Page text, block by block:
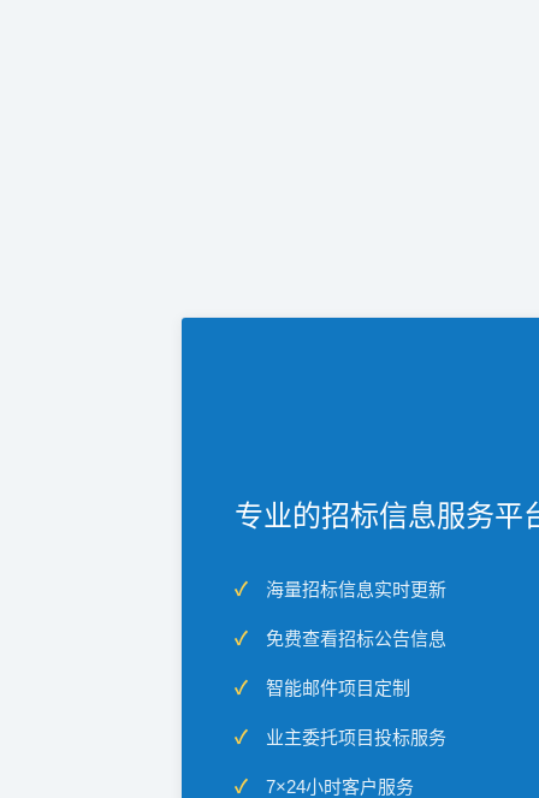
专业的招标信息服务平
海量招标信息实时更新
免费查看招标公告信息
智能邮件项目定制
业主委托项目投标服务
7×24小时客户服务